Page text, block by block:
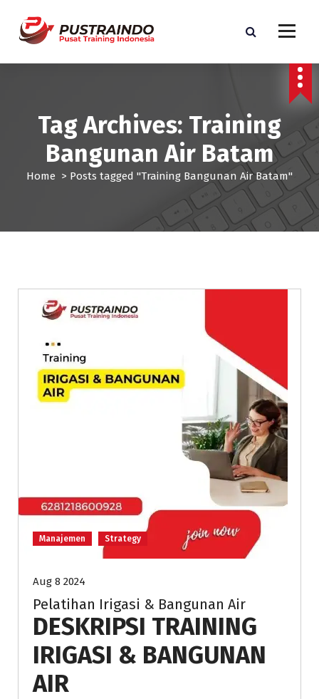
Tag Archives: Training
Bangunan Air Batam
Home > Posts tagged "Training Bangunan Air Batam"
Manajemen Strategy
Aug 8 2024
Pelatihan Irigasi & Bangunan Air
DESKRIPSI TRAINING
IRIGASI & BANGUNAN
AIR